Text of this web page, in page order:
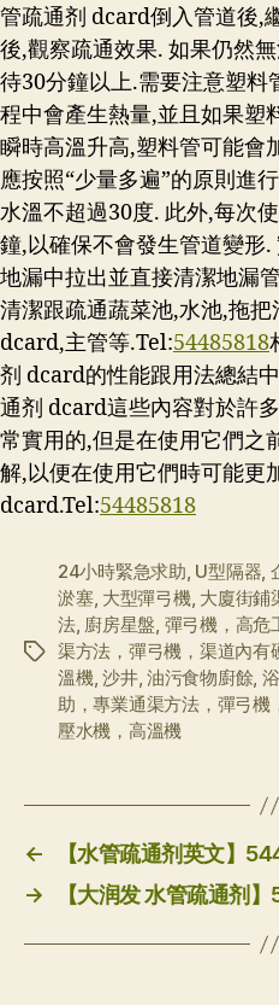
管疏通剂 dcard倒入管道後,
後,觀察疏通效果. 如果仍然
待30分鐘以上.需要注意塑料
程中會產生熱量,並且如果塑
瞬時高溫升高,塑料管可能會
應按照“少量多遍”的原則進
水溫不超過30度. 此外,每次
鐘,以確保不會發生管道變形
地漏中拉出並直接清潔地漏
清潔跟疏通蔬菜池,水池,拖
dcard,主管等.Tel:54485818
剂 dcard的性能跟用法總結
通剂 dcard這些內容對於許
常實用的,但是在使用它們之
解,以便在使用它們時可能更
dcard.Tel:54485818
标
24小時緊急求助, U型隔器,
淤塞, 大型彈弓機, 大廈街鋪
法, 廚房星盤, 彈弓機，高危
渠方法，彈弓機，渠道內有
溫機, 沙井, 油污食物廚餘,
助，專業通渠方法，彈弓機
壓水機，高溫機
←
【水管疏通剂英文】
→
【大润发 水管疏通剂